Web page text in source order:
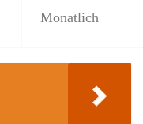
Monatlich